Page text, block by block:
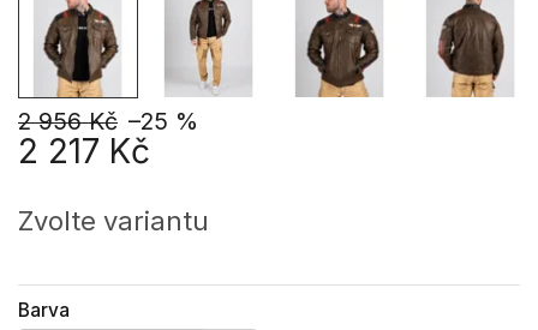
2 956 Kč –25 %
2 217 Kč
cena:
Zvolte variantu
Barva